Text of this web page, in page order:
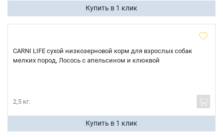
Купить в 1 клик
CARNI LIFE сухой низкозерновой корм для взрослых собак
мелких пород, Лосось с апельсином и клюквой
2,5 кг.
Купить в 1 клик